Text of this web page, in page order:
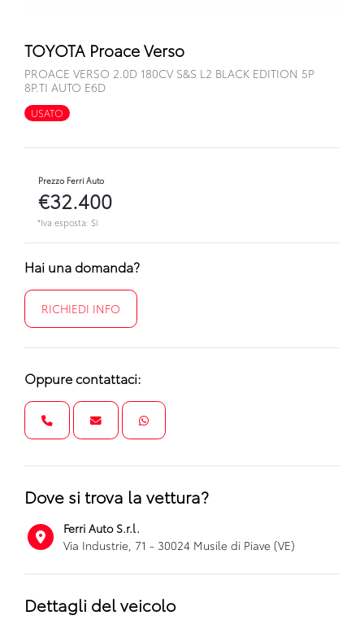
TOYOTA Proace Verso
PROACE VERSO 2.0D 180CV S&S L2 BLACK EDITION 5P
8P.TI AUTO E6D
USATO
Prezzo Ferri Auto
€32.400
*Iva esposta: Sì
Hai una domanda?
RICHIEDI INFO
Oppure contattaci:
Dove si trova la vettura?
Ferri Auto S.r.l.
Via Industrie, 71 - 30024 Musile di Piave (VE)
Dettagli del veicolo